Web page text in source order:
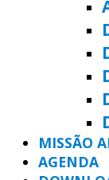
MISSÃO
AGENDA